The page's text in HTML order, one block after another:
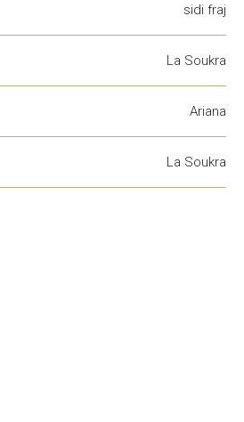
sidi fraj
La Soukra
Ariana
La Soukra